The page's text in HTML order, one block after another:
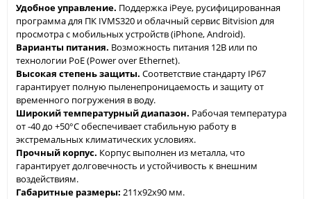
Удобное управление. Поддержка iPeye, русифицированная
программа для ПК IVMS320 и облачный сервис Bitvision для
просмотра с мобильных устройств (iPhone, Android).
Варианты питания. Возможность питания 12В или по
технологии PoE (Power over Ethernet).
Высокая степень защиты. Соответствие стандарту IP67
гарантирует полную пыленепроницаемость и защиту от
временного погружения в воду.
Широкий температурный диапазон. Рабочая температура
от -40 до +50°С обеспечивает стабильную работу в
экстремальных климатических условиях.
Прочный корпус. Корпус выполнен из металла, что
гарантирует долговечность и устойчивость к внешним
воздействиям.
Габаритные размеры: 211x92x90 мм.